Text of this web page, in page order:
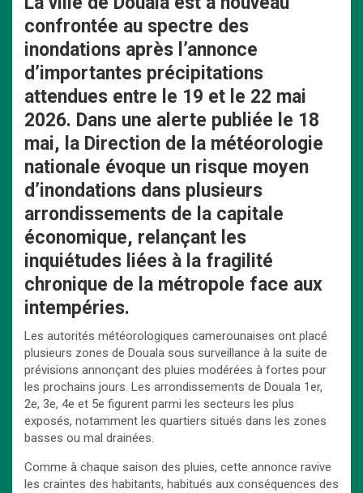
confrontée au spectre des
inondations après l’annonce
d’importantes précipitations
attendues entre le 19 et le 22 mai
2026. Dans une alerte publiée le 18
mai, la Direction de la météorologie
nationale évoque un risque moyen
d’inondations dans plusieurs
arrondissements de la capitale
économique, relançant les
inquiétudes liées à la fragilité
chronique de la métropole face aux
intempéries.
Les autorités météorologiques camerounaises ont placé
plusieurs zones de Douala sous surveillance à la suite de
prévisions annonçant des pluies modérées à fortes pour
les prochains jours. Les arrondissements de Douala 1er,
2e, 3e, 4e et 5e figurent parmi les secteurs les plus
exposés, notamment les quartiers situés dans les zones
basses ou mal drainées.
Comme à chaque saison des pluies, cette annonce ravive
les craintes des habitants, habitués aux conséquences des